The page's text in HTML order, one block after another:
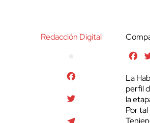
Redacción Digital
La
perfil
la
Por